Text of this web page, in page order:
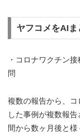
ヤフコメをAIま
・コロナワクチン
問
複数の報告から、
した事例が複数報
間から数ヶ月後と